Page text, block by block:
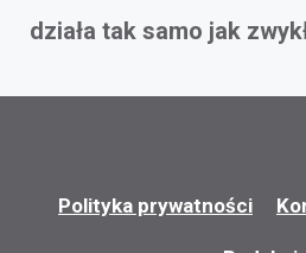
działa tak samo jak
Polityka prywatności